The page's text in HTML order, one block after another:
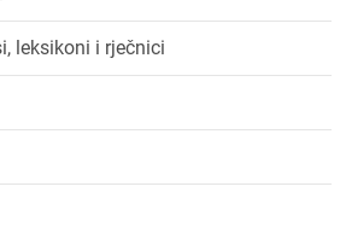
leksikoni i rječnici